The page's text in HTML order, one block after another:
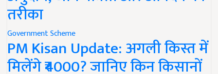
तरीका
Government Scheme
PM Kisan Update: अगली किस्त में
मिलेंगे ₹4000? जानिए किन किसानों